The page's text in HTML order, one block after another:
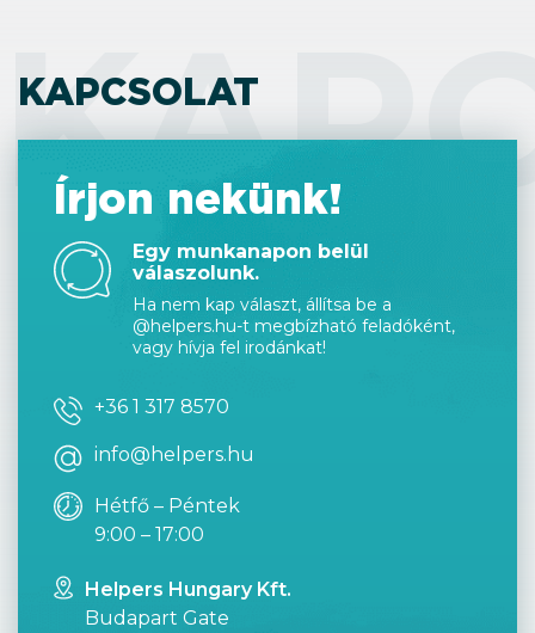
KAPCSOLAT
Írjon nekünk!
Egy munkanapon belül
válaszolunk.
Ha nem kap választ, állítsa be a
@helpers.hu-t megbízható feladóként,
vagy hívja fel irodánkat!
+36 1 317 8570
info@helpers.hu
Hétfő – Péntek
9:00 – 17:00
Helpers Hungary Kft.
Budapart Gate